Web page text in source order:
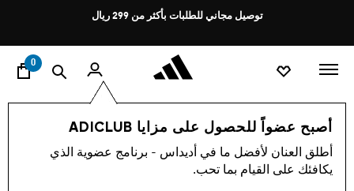
Pause
rotation
توصيل مجاني للطلبات بأكثر من 299 ريال
0
أصبح عضواً للحصول على مزايا ADICLUB
أطلق العنان لأفضل ما في أديداس - برنامج عضوية الذي
يكافئك على القيام بما تحب.
الأطفال الأحدث والأكثر رواجًا تشكيلة Disney
مجموعة ديزني الخاصة